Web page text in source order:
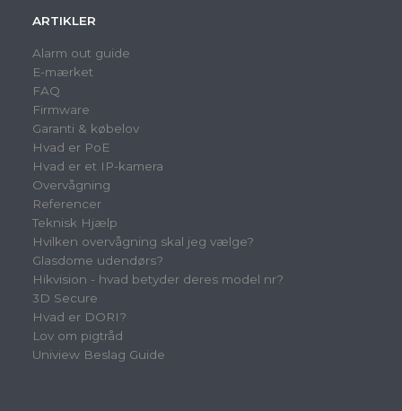
ARTIKLER
Alarm out guide
E-mærket
FAQ
Firmware
Garanti & købelov
Hvad er PoE
Hvad er et IP-kamera
Overvågning
Referencer
Teknisk Hjælp
Hvilken overvågning skal jeg vælge?
Glasdome udendørs?
Hikvision - hvad betyder deres model nr?
3D Secure
Hvad er DORI?
Lov om pigtråd
Uniview Beslag Guide